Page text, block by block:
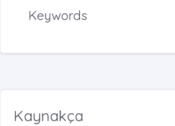
Keywords
Kaynakça